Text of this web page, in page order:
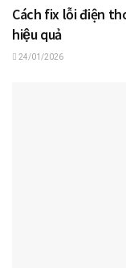
Cách fix lỗi điện
hiệu quả
24/01/2026